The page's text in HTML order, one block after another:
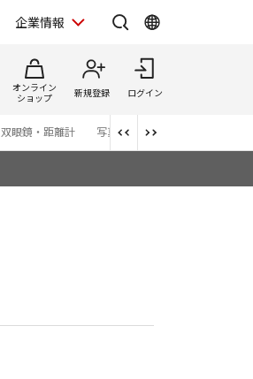
企業情報
オンライン
ショップ
新規登録 ログイン
双眼鏡・距離計 写真集 アプリ・ソフトウエ